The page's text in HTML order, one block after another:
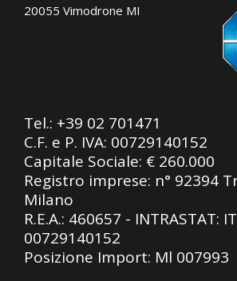
20055 Vimodrone MI
Tel.: +39 02 701471
C.F. e P. IVA: 00729140152
Capitale Sociale: € 260.000
Registro imprese: n° 92394
Milano
R.E.A.: 460657 - INTRASTAT: IT
00729140152
Posizione Import: Ml 007993